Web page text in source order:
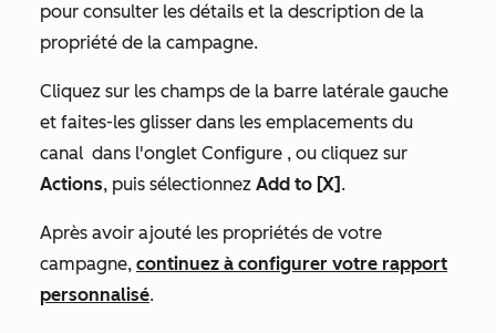
pour consulter les détails et la description de la
propriété de la campagne.
Cliquez sur les champs de la barre latérale gauche
et faites-les glisser dans les emplacements du
canal dans l'onglet Configure , ou cliquez sur
Actions, puis sélectionnez Add to [X] .
Après avoir ajouté les propriétés de votre
campagne, continuez à configurer votre rapport
personnalisé.